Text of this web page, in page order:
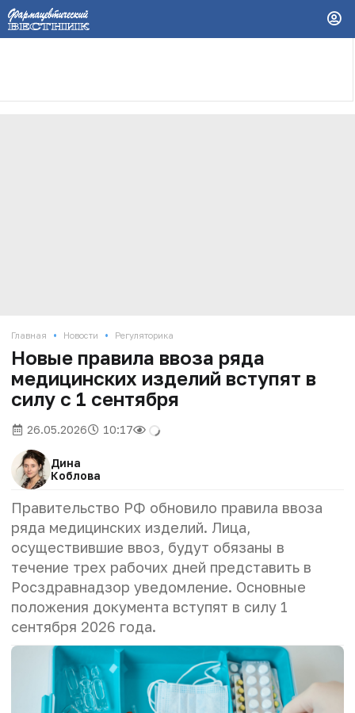
Главная • Новости • Регуляторика
Новые правила ввоза ряда
медицинских изделий вступят в
силу с 1 сентября
26.05.2026 10:17
Дина
Коблова
Правительство РФ обновило правила ввоза
ряда медицинских изделий. Лица,
осуществившие ввоз, будут обязаны в
течение трех рабочих дней представить в
Росздравнадзор уведомление. Основные
положения документа вступят в силу 1
сентября 2026 года.